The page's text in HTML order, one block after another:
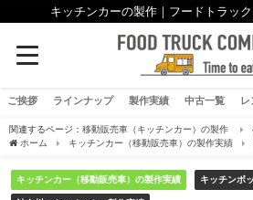
キッチンカーの製作｜フードトラック
ご挨拶 ラインナップ 製作実績 中古一覧 レ
関連するページ： 移動販売車（キッチンカー）の製作
ホーム
キッチンカー（移動販売車）の製作実績
キッチンカー（移動販売車）の製作実績 キッチンボ